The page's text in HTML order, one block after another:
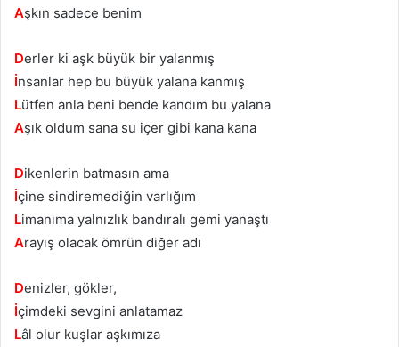
Aşkın sadece benim
Derler ki aşk büyük bir yalanmış
İnsanlar hep bu büyük yalana kanmış
Lütfen anla beni bende kandım bu yalana
Aşık oldum sana su içer gibi kana kana
Dikenlerin batmasın ama
İçine sindiremediğin varlığım
Limanıma yalnızlık bandıralı gemi yanaştı
Arayış olacak ömrün diğer adı
Denizler, gökler,
İçimdeki sevgini anlatamaz
Lâl olur kuşlar aşkımıza